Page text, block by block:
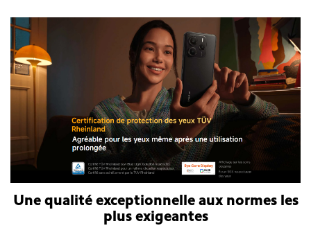
Une qualité exceptionnelle aux normes les
plus exigeantes